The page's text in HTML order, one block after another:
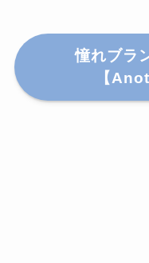
憧れブラ
【